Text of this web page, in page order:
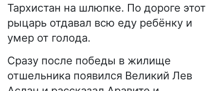
Тархистан на шлюпке. По дороге этот
рыцарь отдавал всю еду ребёнку и
умер от голода.
Сразу после победы в жилище
отшельника появился Великий Лев